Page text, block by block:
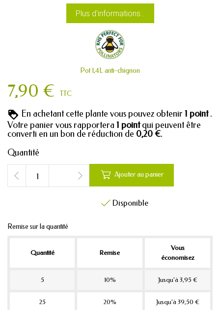
Plus d'informations...
Pot 1,4L anti-chignon
7,90 € TTC
En achetant cette plante vous pouvez obtenir 1 point .
Votre panier vous rapportera 1 pointqui peuvent être
converti en un bon de réduction de 0,20 €.
Quantité
 Ajouter au panier
 Disponible
Remise sur la quantité
Quantité Remise
Vous
économisez
5 10% Jusqu'à 3,95 €
25 20% Jusqu'à 39,50 €